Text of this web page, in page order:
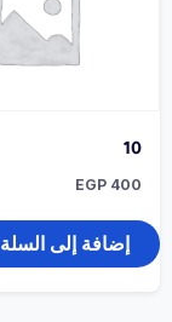
10
EGP 400
إضافة إلى السلة